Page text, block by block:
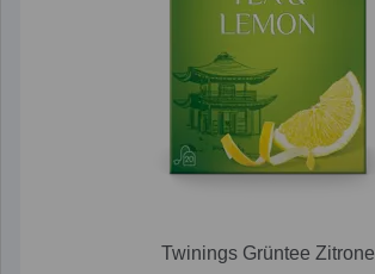
Twinings Grüntee Zitrone